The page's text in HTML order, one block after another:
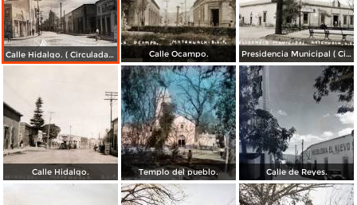
Calle Hidalgo. ( Circulada el 23 de Enero de 1955 ). Calle Ocampo. Presidencia Municipal ( Circulada el 2 de Junio de 1940 ).
Calle Hidalgo. Templo del pueblo. Calle de Reyes.